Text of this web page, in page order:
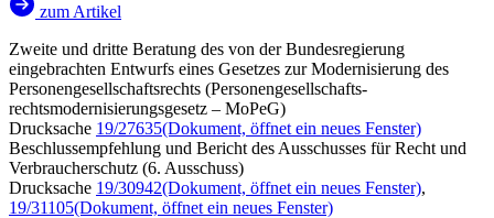
zum Artikel
Zweite und dritte Beratung des von der Bundesregierung
eingebrachten Entwurfs eines Gesetzes zur Modernisierung des
Personengesellschaftsrechts (Personengesellschafts-
rechtsmodernisierungsgesetz – MoPeG)
Drucksache 19/27635(Dokument, öffnet ein neues Fenster)
Beschlussempfehlung und Bericht des Ausschusses für Recht und
Verbraucherschutz (6. Ausschuss)
Drucksache 19/30942(Dokument, öffnet ein neues Fenster),
19/31105(Dokument, öffnet ein neues Fenster)